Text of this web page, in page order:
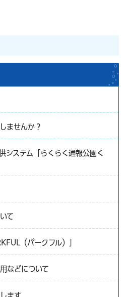
ませんか？
システム「らくらく通報公園く
て
（パークフル）」
などについて
ます